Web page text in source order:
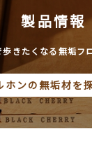
製品情報
歩きたくなる無垢フ
ホンの無垢材